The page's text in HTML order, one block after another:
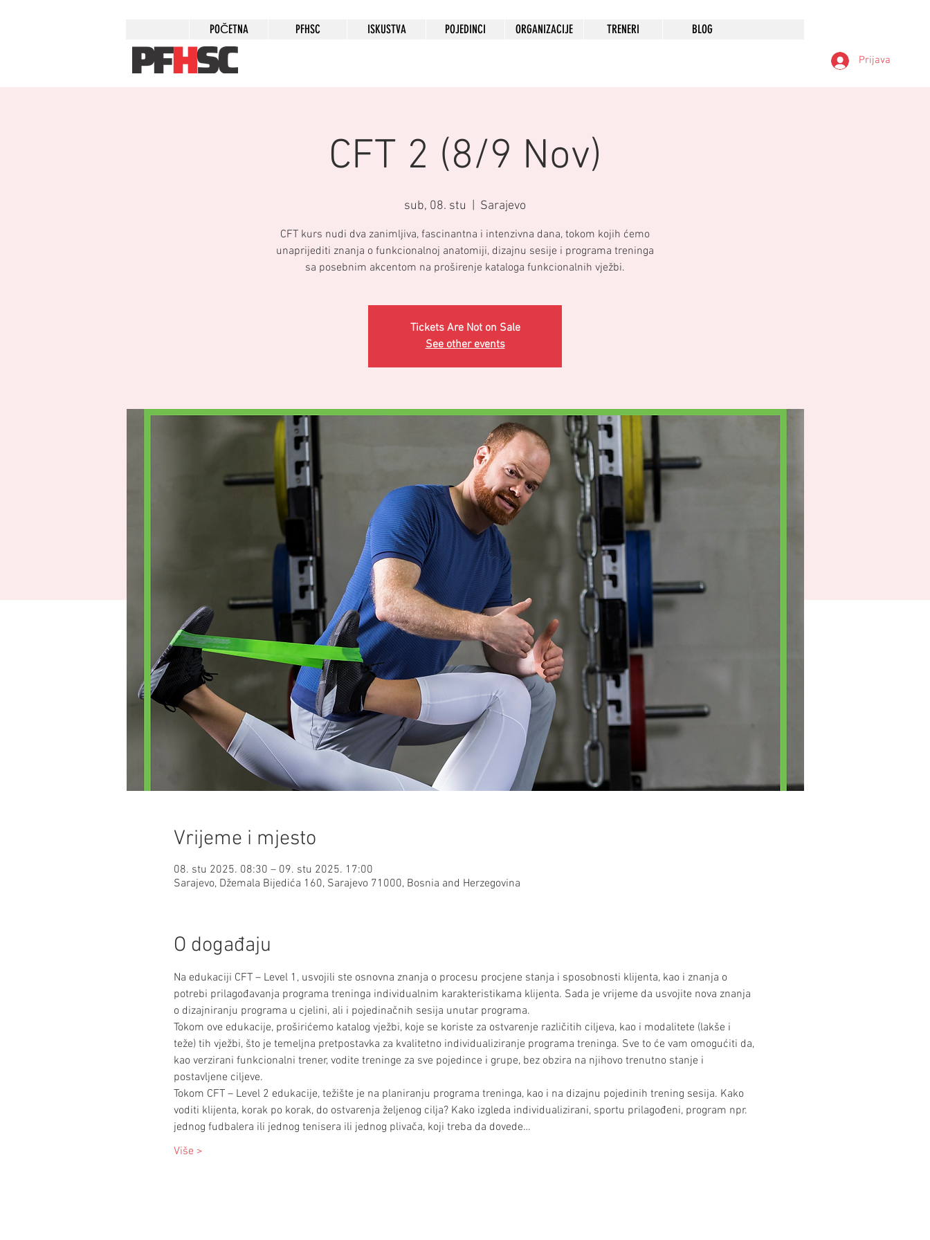
POČETNA PFHSC ISKUSTVA POJEDINCI ORGANIZACIJE TRENERI BLOG
Prijava
CFT 2 (8/9 Nov)
sub, 08. stu Sarajevo
​CFT kurs nudi dva zanimljiva, fascinantna i intenzivna dana, tokom kojih ćemo
unaprijediti znanja o funkcionalnoj anatomiji, dizajnu sesije i programa treninga
sa posebnim akcentom na proširenje kataloga funkcionalnih vježbi.
Tickets Are Not on Sale
See other events
Vrijeme i mjesto
08. stu 2025. 08:30 – 09. stu 2025. 17:00
Sarajevo, Džemala Bijedića 160, Sarajevo 71000, Bosnia and Herzegovina
O događaju
Na edukaciji CFT – Level 1, usvojili ste osnovna znanja o procesu procjene stanja i sposobnosti klijenta, kao i znanja o
potrebi prilagođavanja programa treninga individualnim karakteristikama klijenta. Sada je vrijeme da usvojite nova znanja
o dizajniranju programa u cjelini, ali i pojedinačnih sesija unutar programa.
Tokom ove edukacije, proširićemo katalog vježbi, koje se koriste za ostvarenje različitih ciljeva, kao i modalitete (lakše i
teže) tih vježbi, što je temeljna pretpostavka za kvalitetno individualiziranje programa treninga. Sve to će vam omogućiti da,
kao verzirani funkcionalni trener, vodite treninge za sve pojedince i grupe, bez obzira na njihovo trenutno stanje i
postavljene ciljeve.
Tokom CFT – Level 2 edukacije, težište je na planiranju programa treninga, kao i na dizajnu pojedinih trening sesija. Kako
voditi klijenta, korak po korak, do ostvarenja željenog cilja? Kako izgleda individualizirani, sportu prilagođeni, program npr.
jednog fudbalera ili jednog tenisera ili jednog plivača, koji treba da dovede…
Više >